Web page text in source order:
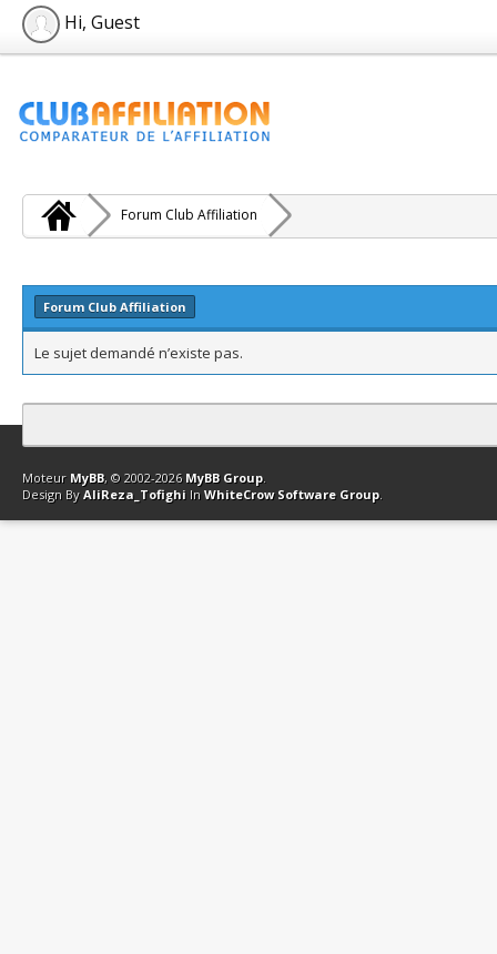
Hi, Guest
Forum Club Affiliation
Forum Club Affiliation
Le sujet demandé n’existe pas.
Contact Club Affiliation Retourner en haut Version bas-débit
Moteur MyBB, © 2002-2026 MyBB Group.
Design By AliReza_Tofighi In WhiteCrow Software Group.